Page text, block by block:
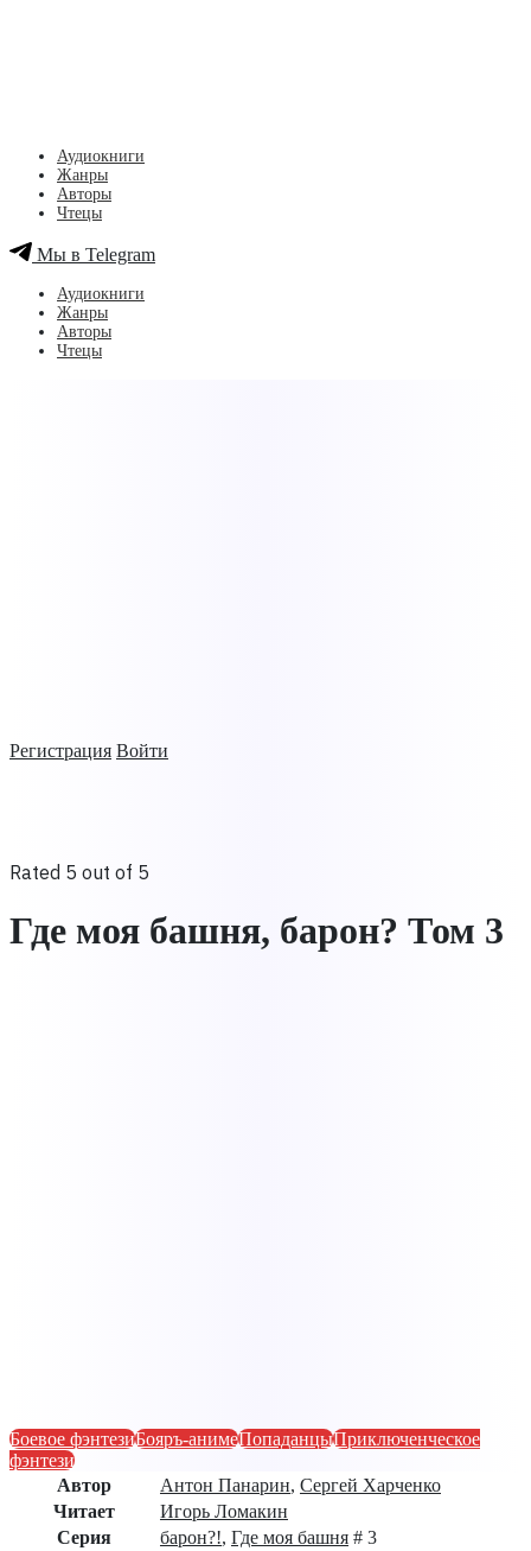
Регистрация Войти
Аудиокниги
Жанры
Авторы
Чтецы
Мы в Telegram
Аудиокниги
Жанры
Авторы
Чтецы
Rated 5 out of 5
Где моя башня, барон? Том 3
Боевое фэнтезиБояръ-анимеПопаданцыПриключенческое
фэнтези
Автор
Антон Панарин, Сергей Харченко
Читает
Игорь Ломакин
Серия
барон?!, Где моя башня # 3